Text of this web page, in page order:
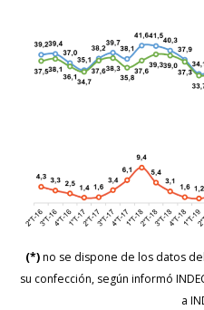
(*)no se dispone de los datos
su confección, según informó
a